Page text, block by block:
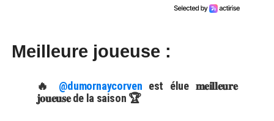
Meilleure joueuse :
🔥 @dumornaycorven est élue 𝐦𝐞𝐢𝐥𝐥𝐞𝐮𝐫𝐞
𝐣𝐨𝐮𝐞𝐮𝐬𝐞 de la saison 🏆